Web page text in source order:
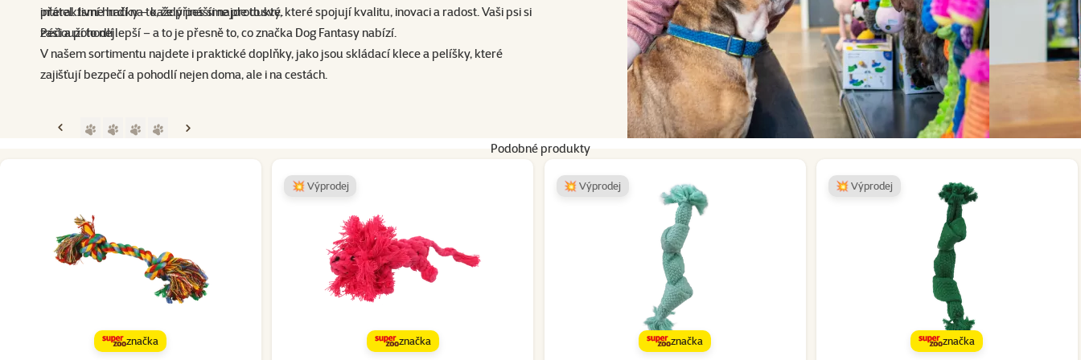
přátel. Jsme hrdí na to, že přinášíme produkty, které spojují kvalitu, inovaci a radost. Vaši psi si
zaslouží to nejlepší – a to je přesně to, co značka Dog Fantasy nabízí.
interaktivní hračky – každý pes si najde to své.
Péči a pohodlí
V našem sortimentu najdete i praktické doplňky, jako jsou skládací klece a pelíšky, které
zajišťují bezpečí a pohodlí nejen doma, ale i na cestách.
Předchozí strana Následující strana
Podobné produkty
značka
💥 Výprodej
značka
💥 Výprodej
značka
💥 Výprodej
značka